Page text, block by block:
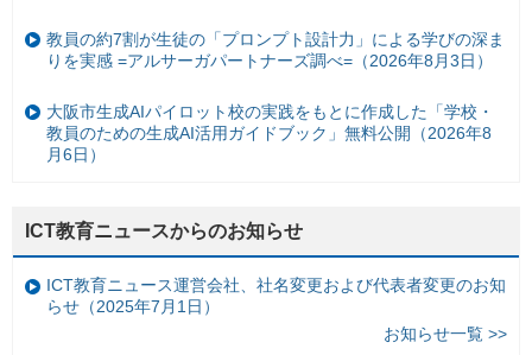
教員の約7割が生徒の「プロンプト設計力」による学びの深ま
りを実感 =アルサーガパートナーズ調べ=（2026年8月3日）
大阪市生成AIパイロット校の実践をもとに作成した「学校・
教員のための生成AI活用ガイドブック」無料公開（2026年8
月6日）
ICT教育ニュースからのお知らせ
ICT教育ニュース運営会社、社名変更および代表者変更のお知
らせ（2025年7月1日）
お知らせ一覧 >>